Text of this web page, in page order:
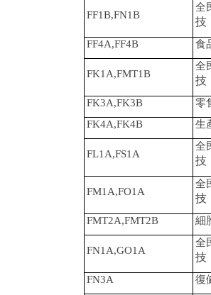
FF1B,FN1B
全
技
FF4A,FF4B 食
FK1A,FMT1B
全
技
FK3A,FK3B 零
FK4A,FK4B
生
FL1A,FS1A
全
技
FM1A,FO1A
全
技
FMT2A,FMT2B 細
FN1A,GO1A
全
技
FN3A 復